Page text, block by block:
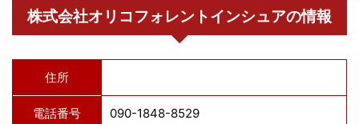
株式会社オリコフォレントインシュアの情報
住所
電話番号 090-1848-8529